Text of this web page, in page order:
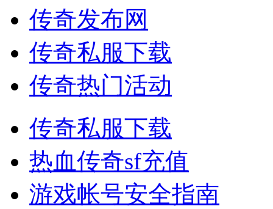
传奇发布网
传奇私服下载
传奇热门活动
传奇私服下载
热血传奇sf充值
游戏帐号安全指南